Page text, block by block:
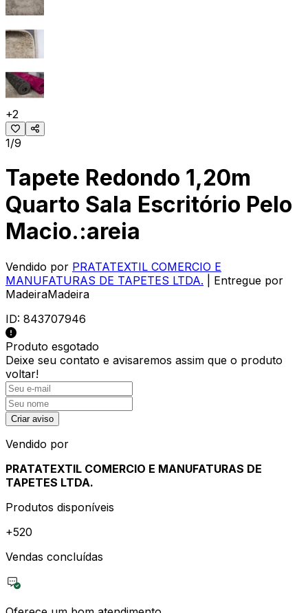
+2
1/9
Tapete Redondo 1,20m
Quarto Sala Escritório Pelo
Macio.:areia
Vendido por PRATATEXTIL COMERCIO E
MANUFATURAS DE TAPETES LTDA.
| Entregue por
MadeiraMadeira
ID: 843707946
Produto esgotado
Deixe seu contato e avisaremos assim que o produto
voltar!
Criar aviso
Vendido por
PRATATEXTIL COMERCIO E MANUFATURAS DE
TAPETES LTDA.
Produtos disponíveis
+520
Vendas concluídas